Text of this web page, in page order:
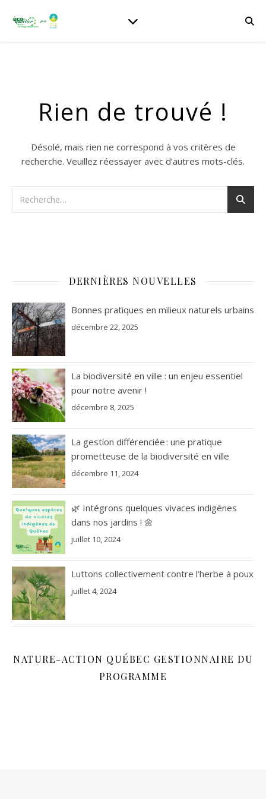
Rien de trouvé !
Désolé, mais rien ne correspond à vos critères de
recherche. Veuillez réessayer avec d’autres mots-clés.
DERNIÈRES NOUVELLES
Bonnes pratiques en milieux naturels urbains
décembre 22, 2025
La biodiversité en ville : un enjeu essentiel
pour notre avenir !
décembre 8, 2025
La gestion différenciée : une pratique
prometteuse de la biodiversité en ville
décembre 11, 2024
🌿 Intégrons quelques vivaces indigènes
dans nos jardins ! 🌼
juillet 10, 2024
Luttons collectivement contre l’herbe à poux
juillet 4, 2024
NATURE-ACTION QUÉBEC GESTIONNAIRE DU
PROGRAMME